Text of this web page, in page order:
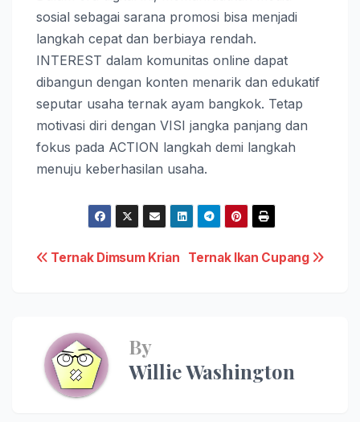
sosial sebagai sarana promosi bisa menjadi
langkah cepat dan berbiaya rendah.
INTEREST dalam komunitas online dapat
dibangun dengan konten menarik dan edukatif
seputar usaha ternak ayam bangkok. Tetap
motivasi diri dengan VISI jangka panjang dan
fokus pada ACTION langkah demi langkah
menuju keberhasilan usaha.
Post
Ternak Ikan Cupang
Ternak Dimsum Krian
By
Willie Washington